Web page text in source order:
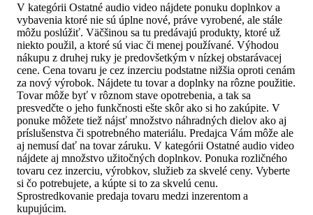
V kategórii Ostatné audio video nájdete ponuku doplnkov a
vybavenia ktoré nie sú úplne nové, práve vyrobené, ale stále
môžu poslúžiť. Väčšinou sa tu predávajú produkty, ktoré už
niekto použil, a ktoré sú viac či menej používané. Výhodou
nákupu z druhej ruky je predovšetkým v nízkej obstarávacej
cene. Cena tovaru je cez inzerciu podstatne nižšia oproti cenám
za nový výrobok. Nájdete tu tovar a doplnky na rôzne použitie.
Tovar môže byť v rôznom stave opotrebenia, a tak sa
presvedčte o jeho funkčnosti ešte skôr ako si ho zakúpite. V
ponuke môžete tiež nájsť množstvo náhradných dielov ako aj
príslušenstva či spotrebného materiálu. Predajca Vám môže ale
aj nemusí dať na tovar záruku. V kategórii Ostatné audio video
nájdete aj množstvo užitočných doplnkov. Ponuka rozličného
tovaru cez inzerciu, výrobkov, služieb za skvelé ceny. Vyberte
si čo potrebujete, a kúpte si to za skvelú cenu.
Sprostredkovanie predaja tovaru medzi inzerentom a
kupujúcim.